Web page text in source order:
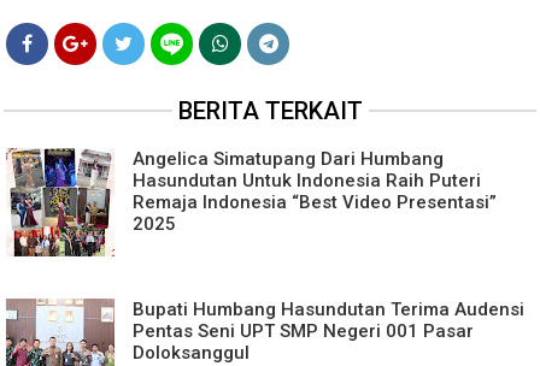
BERITA TERKAIT
Angelica Simatupang Dari Humbang
Hasundutan Untuk Indonesia Raih Puteri
Remaja Indonesia “Best Video Presentasi”
2025
Bupati Humbang Hasundutan Terima Audensi
Pentas Seni UPT SMP Negeri 001 Pasar
Doloksanggul